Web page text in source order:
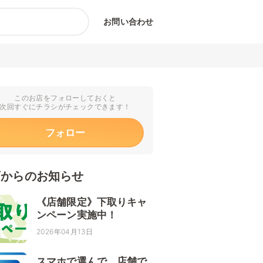
お問い合わせ
このお店をフォローしておくと
次回すぐにチラシがチェックできます！
フォロー
らのお知らせ
《店舗限定》下取りキャ
ンペーン実施中！
2026年04月13日